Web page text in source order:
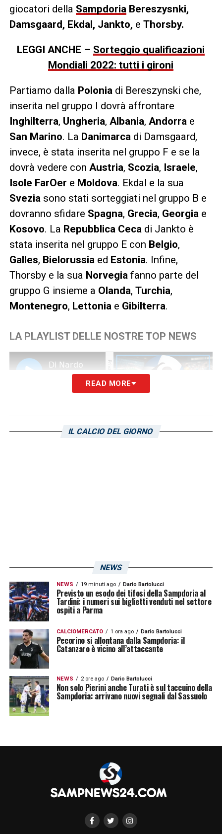
giocatori della Sampdoria Bereszysnki,
Damsgaard, Ekdal, Jankto, e Thorsby.
LEGGI ANCHE – Sorteggio qualificazioni
Mondiali 2022: tutti i gironi
Partiamo dalla Polonia di Bereszynski che,
inserita nel gruppo I dovrà affrontare
Inghilterra, Ungheria, Albania, Andorra e
San Marino. La Danimarca di Damsgaard,
invece, è stata inserita nel gruppo F e se la
dovrà vedere con Austria, Scozia, Israele,
Isole FarOer e Moldova. Ekdal e la sua
Svezia sono stati sorteggiati nel gruppo B e
dovranno sfidare Spagna, Grecia, Georgia e
Kosovo. La Repubblica Ceca di Jankto è
stata inserita nel gruppo E con Belgio,
Galles, Bielorussia ed Estonia. Infine,
Thorsby e la sua Norvegia fanno parte del
gruppo G insieme a Olanda, Turchia,
Montenegro, Lettonia e Gibilterra.
LA PLAYLIST DELLE NOSTRE TOP NEWS
READ MORE
IL CALCIO DEL GIORNO
NEWS
NEWS 19 minuti ago Dario Bartolucci
Previsto un esodo dei tifosi della Sampdoria al
Tardini: i numeri sui biglietti venduti nel settore
ospiti a Parma
CALCIOMERCATO 1 ora ago Dario Bartolucci
Pecorino si allontana dalla Sampdoria: il
Catanzaro è vicino all’attaccante
NEWS 2 ore ago Dario Bartolucci
Non solo Pierini anche Turati è sul taccuino della
Sampdoria: arrivano nuovi segnali dal Sassuolo